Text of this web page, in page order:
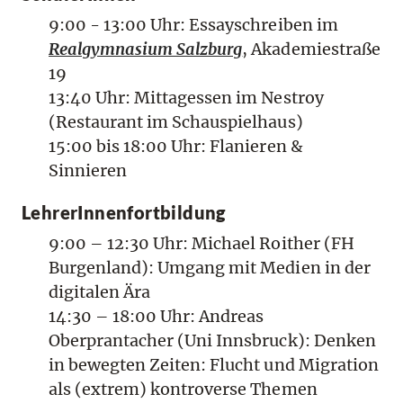
9:00 - 13:00 Uhr: Essayschreiben im
Realgymnasium Salzburg, Akademiestraße
19
13:40 Uhr: Mittagessen im Nestroy
(Restaurant im Schauspielhaus)
15:00 bis 18:00 Uhr: Flanieren &
Sinnieren
LehrerInnenfortbildung
9:00 – 12:30 Uhr: Michael Roither (FH
Burgenland): Umgang mit Medien in der
digitalen Ära
14:30 – 18:00 Uhr: Andreas
Oberprantacher (Uni Innsbruck): Denken
in bewegten Zeiten: Flucht und Migration
als (extrem) kontroverse Themen